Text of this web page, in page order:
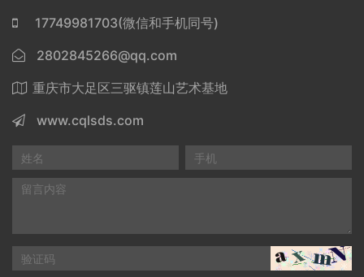
17749981703(微信和手机同号)
2802845266@qq.com
重庆市大足区三驱镇莲山艺术基地
www.cqlsds.com